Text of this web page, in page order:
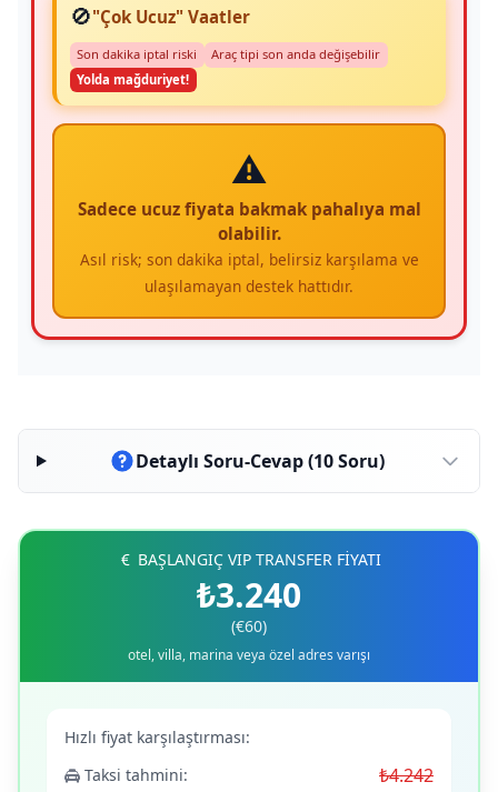
🚫"Çok Ucuz" Vaatler
Son dakika iptal riski
Araç tipi son anda değişebilir
Yolda mağduriyet!
⚠️
Sadece ucuz fiyata bakmak pahalıya mal
olabilir.
Asıl risk; son dakika iptal, belirsiz karşılama ve
ulaşılamayan destek hattıdır.
Detaylı Soru-Cevap (10 Soru)
BAŞLANGIÇ VIP TRANSFER FİYATI
₺3.240
(€60)
otel, villa, marina veya özel adres varışı
Hızlı fiyat karşılaştırması:
Taksi tahmini:
₺4.242